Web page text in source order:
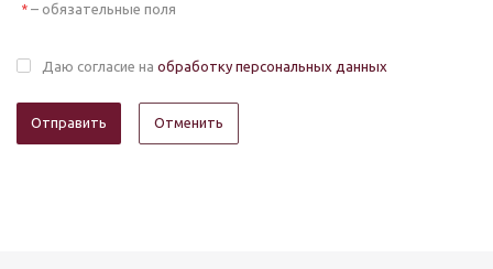
* – обязательные поля
Даю согласие на обработку персональных данных
Отменить